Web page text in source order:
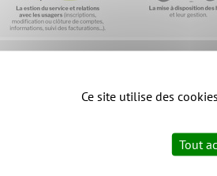
:
est appliqué à chaque levée de bac
évolue en fonction du nombre fois où
Ce site utilise des
Tout